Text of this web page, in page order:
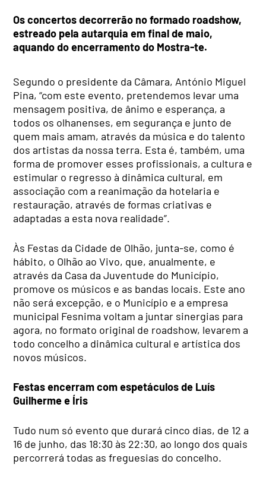
Os concertos decorrerão no formado roadshow,
estreado pela autarquia em final de maio,
aquando do encerramento do Mostra-te.
Segundo o presidente da Câmara, António Miguel
Pina, “com este evento, pretendemos levar uma
mensagem positiva, de ânimo e esperança, a
todos os olhanenses, em segurança e junto de
quem mais amam, através da música e do talento
dos artistas da nossa terra. Esta é, também, uma
forma de promover esses profissionais, a cultura e
estimular o regresso à dinâmica cultural, em
associação com a reanimação da hotelaria e
restauração, através de formas criativas e
adaptadas a esta nova realidade”.
Às Festas da Cidade de Olhão, junta-se, como é
hábito, o Olhão ao Vivo, que, anualmente, e
através da Casa da Juventude do Município,
promove os músicos e as bandas locais. Este ano
não será excepção, e o Município e a empresa
municipal Fesnima voltam a juntar sinergias para
agora, no formato original de roadshow, levarem a
todo concelho a dinâmica cultural e artística dos
novos músicos.
Festas encerram com espetáculos de Luís
Guilherme e Íris
Tudo num só evento que durará cinco dias, de 12 a
16 de junho, das 18:30 às 22:30, ao longo dos quais
percorrerá todas as freguesias do concelho.